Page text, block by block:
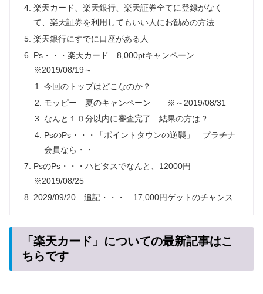
楽天カード、楽天銀行、楽天証券全てに登録がなく
て、楽天証券を利用してもいい人にお勧めの方法
楽天銀行にすでに口座がある人
Ps・・・楽天カード 8,000ptキャンペーン
※2019/08/19～
今回のトップはどこなのか？
モッピー 夏のキャンペーン ※～2019/08/31
なんと１０分以内に審査完了 結果の方は？
PsのPs・・・「ポイントタウンの逆襲」 プラチナ
会員なら・・
PsのPs・・・ハピタスでなんと、12000円
※2019/08/25
2029/09/20 追記・・・ 17,000円ゲットのチャンス
「楽天カード」についての最新記事はこ
ちらです